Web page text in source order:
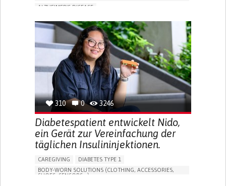
ALZHEIMER'S DISEASE
MEMORY LOSS
PROMOTING SELF-MANAGEMENT
MANAGING NEUROLOGICAL DISORDERS
CAREGIVING SUPPORT
GENERAL AND FAMILY MEDICINE
NEUROLOGY
FRANCE
310 0 3246
Diabetespatient entwickelt Nido,
ein Gerät zur Vereinfachung der
täglichen Insulininjektionen.
CAREGIVING
DIABETES TYPE 1
BODY-WORN SOLUTIONS (CLOTHING, ACCESSORIES,
SHOES, SENSORS...)